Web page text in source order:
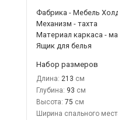
Фабрика - Мебель
Механизм - тахта
Материал каркаса -
Ящик для белья
Набор размеров
Длина: 213
Глубина: 93
Высота: 75
Ширина спального